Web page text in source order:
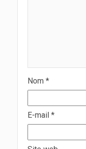
Nom *
E-mail *